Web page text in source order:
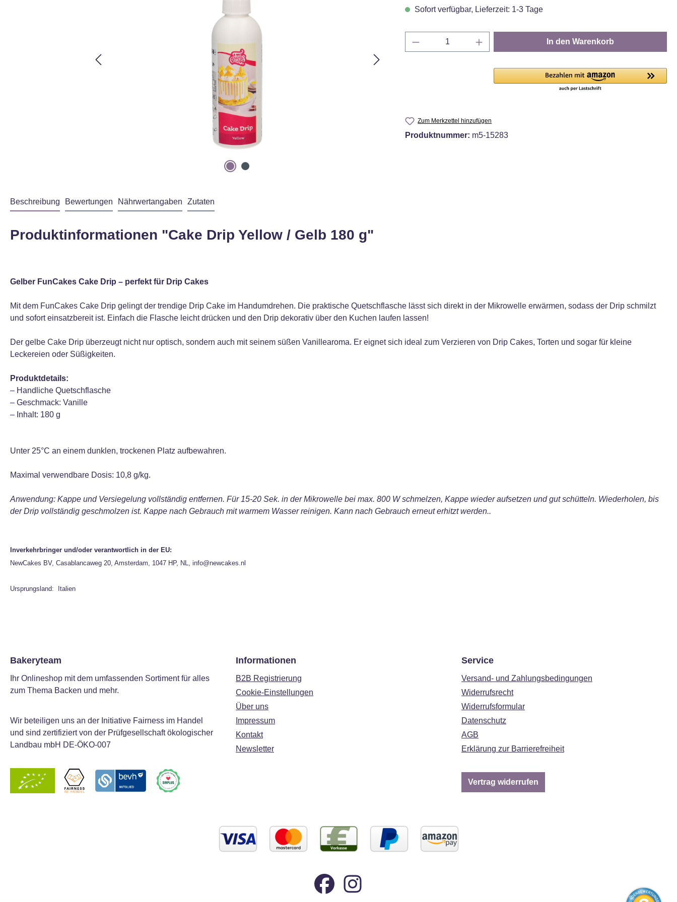
Sofort verfügbar, Lieferzeit: 1-3 Tage
Produkt Anzahl: Gib den gewünschten Wert ein
In den Warenkorb
Zum Merkzettel hinzufügen
Produktnummer: m5-15283
Beschreibung Bewertungen Nährwertangaben Zutaten
Produktinformationen "Cake Drip Yellow / Gelb 180 g"
Gelber FunCakes Cake Drip – perfekt für Drip Cakes
Mit dem FunCakes Cake Drip gelingt der trendige Drip Cake im Handumdrehen. Die praktische Quetschflasche lässt sich direkt in der Mikrowelle erwärmen, sodass der Drip schmilzt
und sofort einsatzbereit ist. Einfach die Flasche leicht drücken und den Drip dekorativ über den Kuchen laufen lassen!
Der gelbe Cake Drip überzeugt nicht nur optisch, sondern auch mit seinem süßen Vanillearoma. Er eignet sich ideal zum Verzieren von Drip Cakes, Torten und sogar für kleine
Leckereien oder Süßigkeiten.
Produktdetails:
– Handliche Quetschflasche
– Geschmack: Vanille
– Inhalt: 180 g
Unter 25°C an einem dunklen, trockenen Platz aufbewahren.
Maximal verwendbare Dosis: 10,8 g/kg.
Anwendung: Kappe und Versiegelung vollständig entfernen. Für 15-20 Sek. in der Mikrowelle bei max. 800 W schmelzen, Kappe wieder aufsetzen und gut schütteln. Wiederholen, bis
der Drip vollständig geschmolzen ist. Kappe nach Gebrauch mit warmem Wasser reinigen. Kann nach Gebrauch erneut erhitzt werden..
Inverkehrbringer und/oder verantwortlich in der EU:
NewCakes BV, Casablancaweg 20, Amsterdam, 1047 HP, NL, info@newcakes.nl
Ursprungsland: Italien
Bakeryteam
Ihr Onlineshop mit dem umfassenden Sortiment für alles
zum Thema Backen und mehr.
Wir beteiligen uns an der Initiative Fairness im Handel
und sind zertifiziert von der Prüfgesellschaft ökologischer
Landbau mbH DE-ÖKO-007
Informationen
B2B Registrierung
Cookie-Einstellungen
Über uns
Impressum
Kontakt
Newsletter
Service
Versand- und Zahlungsbedingungen
Widerrufsrecht
Widerrufsformular
Datenschutz
AGB
Erklärung zur Barrierefreiheit
Vertrag widerrufen